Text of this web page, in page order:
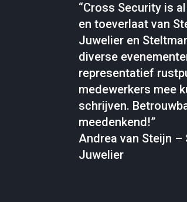
“Cross Security is
en toeverlaat van
Juwelier en
diverse
representatief
medewerkers mee
schrijven.
meedenkend!”
Andrea van Steijn –
Juwelier